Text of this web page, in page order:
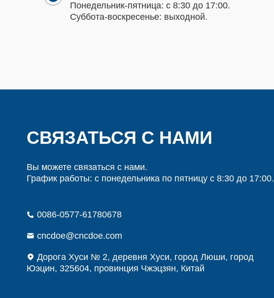
Понедельник-пятница: с 8:30 до 17:00.
Суббота-воскресенье: выходной.
СВЯЗАТЬСЯ С НАМИ
Вы можете связаться с нами.
График работы: с понедельника по пятницу с 8:30 до 17:00.
0086-0577-61780678
cncdoe@cncdoe.com
Дорога Хуси № 2, деревня Хуси, город Люши, город
Юэцин, 325604, провинция Чжэцзян, Китай